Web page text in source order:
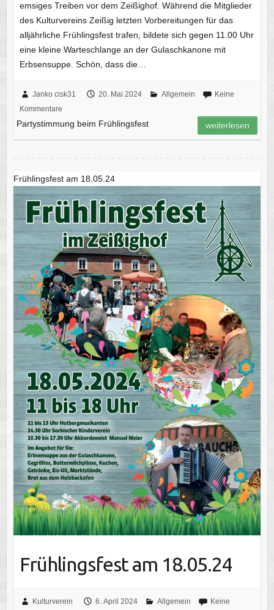
emsiges Treiben vor dem Zeißighof. Während die Mitglieder
des Kulturvereins Zeißig letzten Vorbereitungen für das
alljährliche Frühlingsfest trafen, bildete sich gegen 11.00 Uhr
eine kleine Warteschlange an der Gulaschkanone mit
Erbsensuppe. Schön, dass die…
Janko cisk31 20. Mai 2024 Allgemein
Keine
Kommentare
Partystimmung beim Frühlingsfest weiterlesen
Frühlingsfest am 18.05.24
Frühlingsfest am 18.05.24
Kulturverein 6. April 2024 Allgemein
Keine